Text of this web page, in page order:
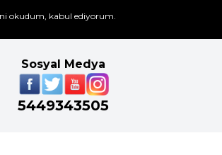
okudum, kabul ediyorum.
Sosyal Medya
5449343505